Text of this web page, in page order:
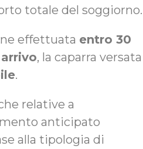
totale del soggiorno.
effettuata entro 30
, la caparra versata
.
relative a
anticipato
alla tipologia di